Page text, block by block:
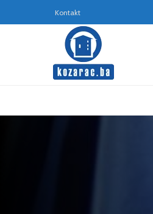
Kontakt